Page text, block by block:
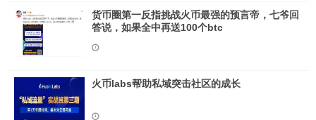
货币圈第一反指挑战火币最强的预言帝，七爷回
答说，如果全中再送100个btc
火币labs帮助私域突击社区的成长